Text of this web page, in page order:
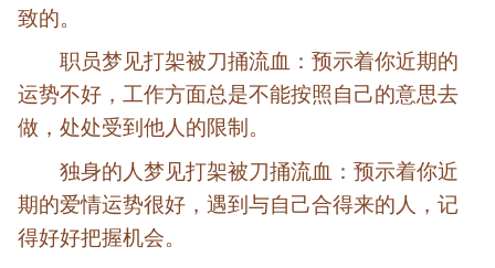
致的。
职员梦见打架被刀捅流血：预示着你近期的
运势不好，工作方面总是不能按照自己的意思去
做，处处受到他人的限制。
独身的人梦见打架被刀捅流血：预示着你近
期的爱情运势很好，遇到与自己合得来的人，记
得好好把握机会。